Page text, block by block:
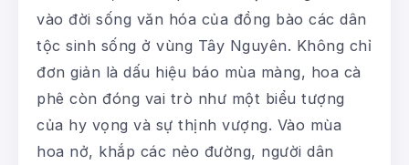
vào đời sống văn hóa của đồng bào các dân
tộc sinh sống ở vùng Tây Nguyên. Không chỉ
đơn giản là dấu hiệu báo mùa màng, hoa cà
phê còn đóng vai trò như một biểu tượng
của hy vọng và sự thịnh vượng. Vào mùa
hoa nở, khắp các nẻo đường, người dân